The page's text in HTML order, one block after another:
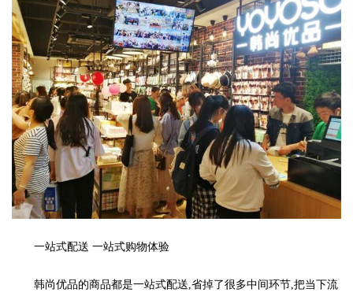
一站式配送 一站式购物体验
韩尚优品的商品都是一站式配送,省掉了很多中间环节,把当下流